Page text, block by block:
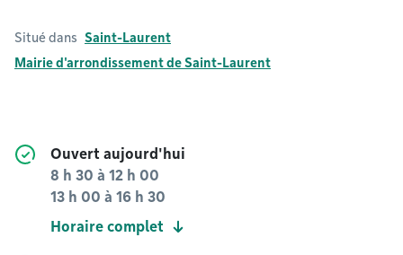
Situé dans Saint-Laurent
Mairie d'arrondissement de Saint-Laurent
Ouvert aujourd'hui
8 h 30 à 12 h 00
13 h 00 à 16 h 30
Horaire complet